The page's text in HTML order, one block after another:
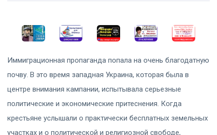
Иммиграционная пропаганда попала на очень благодатную
почву. В это время западная Украина, которая была в
центре внимания кампании, испытывала серьезные
политические и экономические притеснения. Когда
крестьяне услышали о практически бесплатных земельных
участках и о политической и религиозной свободе,